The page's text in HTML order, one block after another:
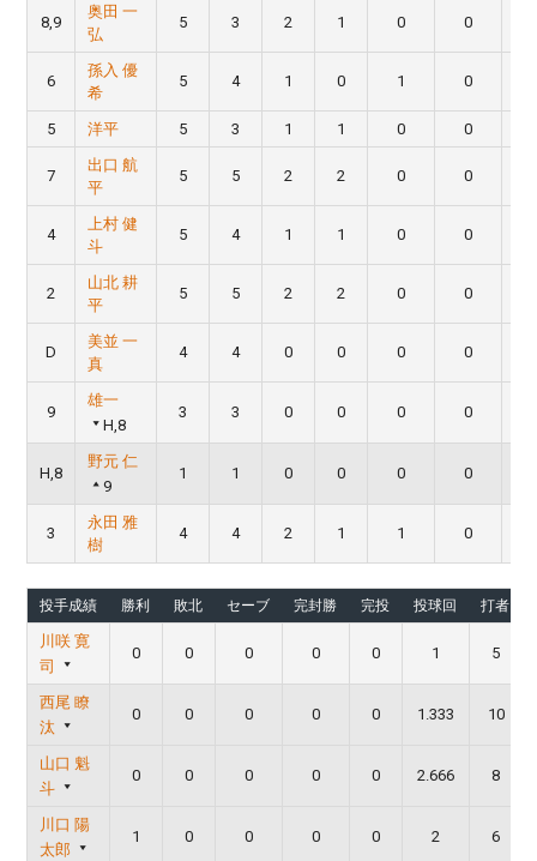
8,9
奥田 一
弘
5 3 2 1 0 0
6
孫入 優
希
5 4 1 0 1 0
5 洋平 5 3 1 1 0 0
7
出口 航
平
5 5 2 2 0 0
4
上村 健
斗
5 4 1 1 0 0
2
山北 耕
平
5 5 2 2 0 0
D
美並 一
真
4 4 0 0 0 0
9
雄一
H,8
3 3 0 0 0 0
H,8
野元 仁
9
1 1 0 0 0 0
3
永田 雅
樹
4 4 2 1 1 0
投手成績 勝利 敗北 セーブ 完封勝 完投 投球回 打者
川咲 寛
司
0 0 0 0 0 1 5
西尾 瞭
汰
0 0 0 0 0 1.333 10
山口 魁
斗
0 0 0 0 0 2.666 8
川口 陽
太郎
1 0 0 0 0 2 6